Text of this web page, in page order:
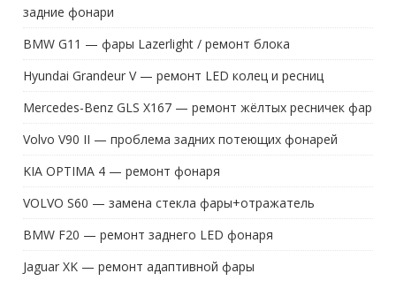
задние фонари
BMW G11 — фары Lazerlight / ремонт блока
Hyundai Grandeur V — ремонт LED колец и ресниц
Mercedes-Benz GLS X167 — ремонт жёлтых ресничек фар
Volvo V90 II — проблема задних потеющих фонарей
KIA OPTIMA 4 — ремонт фонаря
VOLVO S60 — замена стекла фары+отражатель
BMW F20 — ремонт заднего LED фонаря
Jaguar XK — ремонт адаптивной фары